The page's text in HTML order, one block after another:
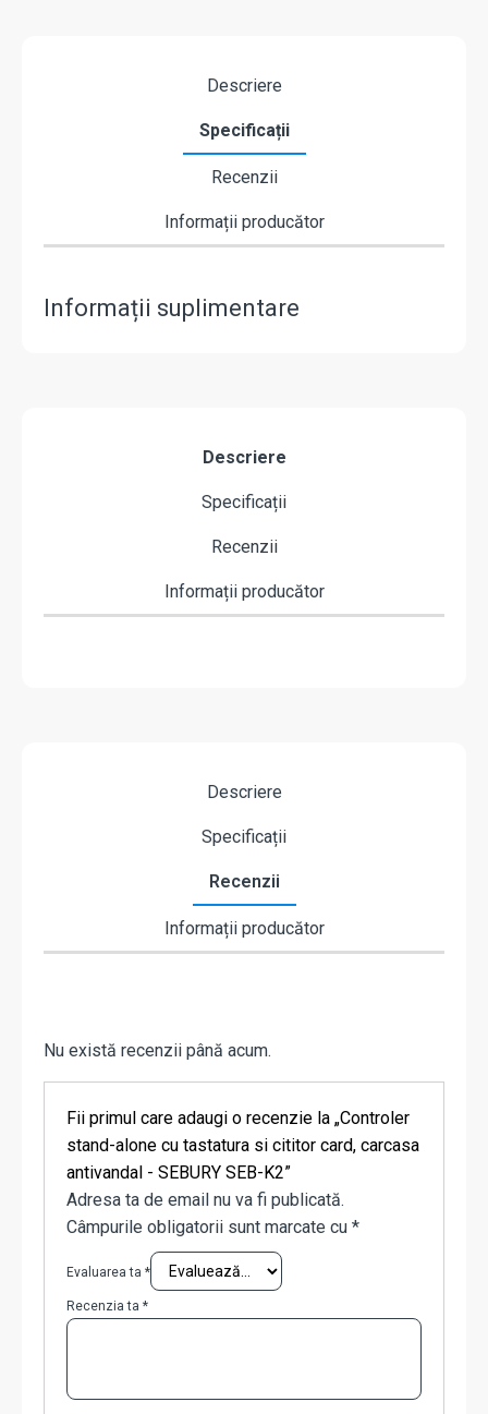
Descriere
Specificații
Recenzii
Informații producător
Informații suplimentare
Descriere
Specificații
Recenzii
Informații producător
Descriere
Specificații
Recenzii
Informații producător
Nu există recenzii până acum.
Fii primul care adaugi o recenzie la „Controler
stand-alone cu tastatura si cititor card, carcasa
antivandal - SEBURY SEB-K2”
Adresa ta de email nu va fi publicată.
Câmpurile obligatorii sunt marcate cu *
Evaluarea ta *
Recenzia ta *